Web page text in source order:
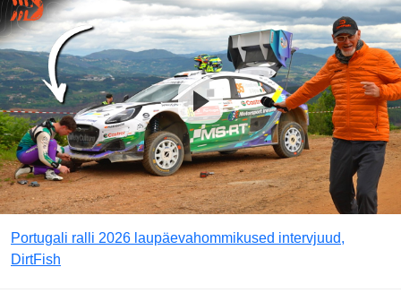
Portugali ralli 2026 laupäevahommikused intervjuud,
DirtFish